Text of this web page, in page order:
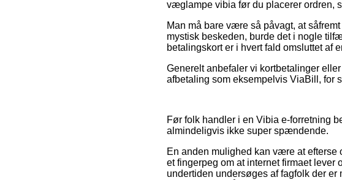
væglampe vibia før du placerer ordren,
Man må bare være så påvagt, at
mystisk beskeden, burde det i nogle
betalingskort er i hvert fald omsluttet af
Generelt anbefaler vi kortbetalinger
afbetaling som eksempelvis ViaBill, for
Før folk handler i en Vibia e-forretning
almindeligvis ikke super spændende.
En anden mulighed kan være at
et fingerpeg om at internet firmaet
undertiden undersøges af fagfolk der